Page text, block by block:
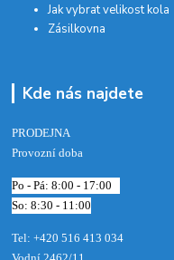
Jak vybrat velikost kola
Zásilkovna
Kde nás najdete
PRODEJNA
Provozní doba
Po - Pá: 8:00 - 17:00
So: 8:30 - 11:00
Tel: +420 516 413 034‬